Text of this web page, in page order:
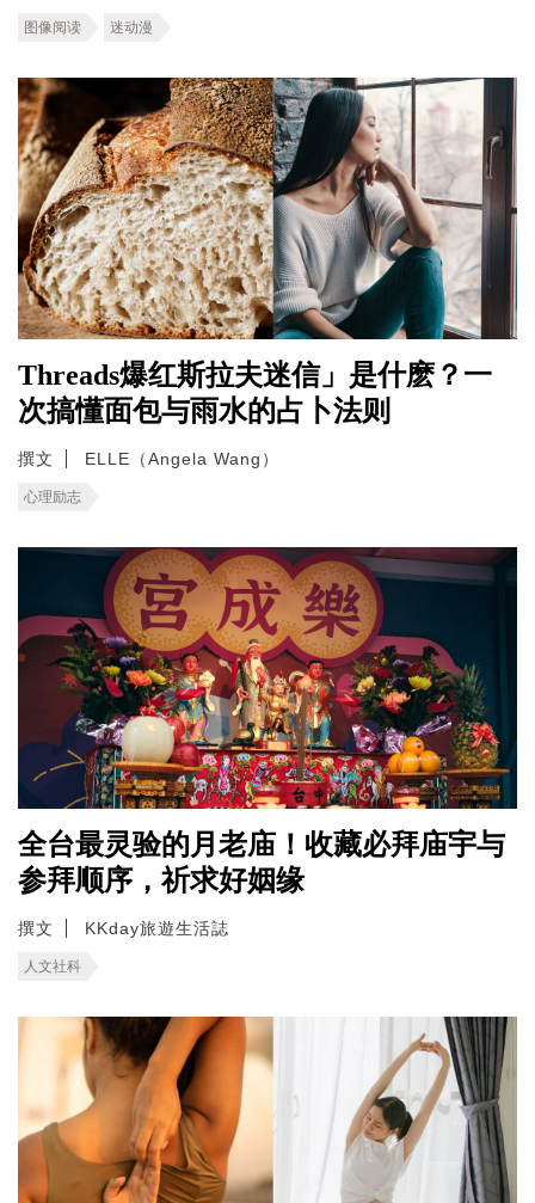
图像阅读 迷动漫
Threads爆红斯拉夫迷信」是什麽？一
次搞懂面包与雨水的占卜法则
撰文 ELLE（Angela Wang）
心理励志
全台最灵验的月老庙！收藏必拜庙宇与
参拜顺序，祈求好姻缘
撰文 KKday旅遊生活誌
人文社科